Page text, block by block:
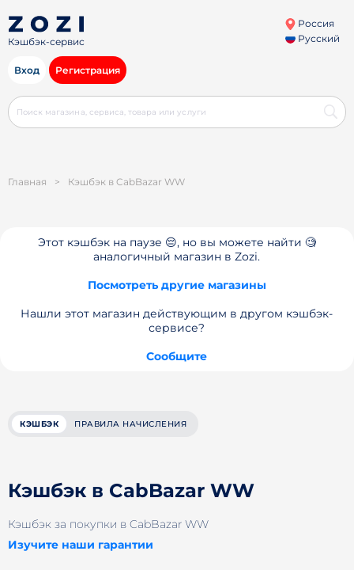
Кэшбэк-сервис
Россия
Русский
Вход Регистрация
Главная > Кэшбэк в CabBazar WW
Этот кэшбэк на паузе 😔, но вы можете найти 🧐
аналогичный магазин в Zozi.
Посмотреть другие магазины
Нашли этот магазин действующим в другом кэшбэк-
сервисе?
Сообщите
КЭШБЭК ПРАВИЛА НАЧИСЛЕНИЯ
Кэшбэк в CabBazar WW
Кэшбэк за покупки в CabBazar WW
Изучите наши гарантии